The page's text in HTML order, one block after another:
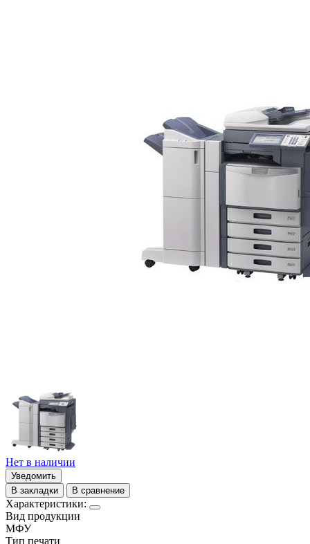
Нет в наличии
Уведомить
В закладки
В сравнение
Характеристики:
Вид продукции
МФУ
Тип печати